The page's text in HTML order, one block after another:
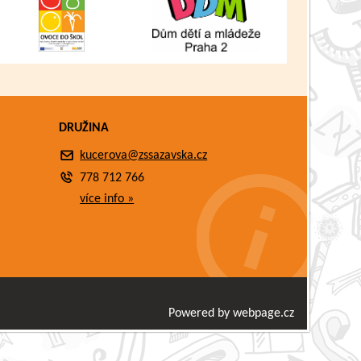
DRUŽINA
kucerova@zssazavska.cz
778 712 766
více info »
Powered by webpage.cz